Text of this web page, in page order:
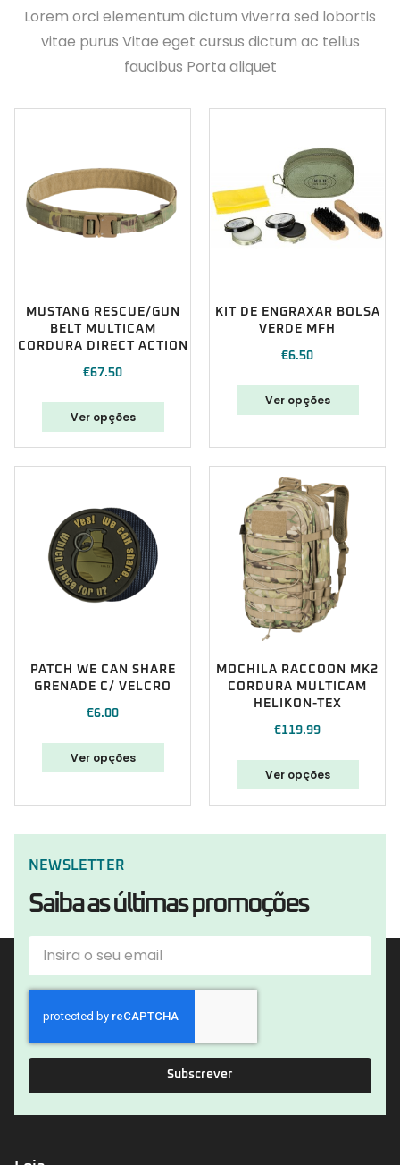
Lorem orci elementum dictum viverra sed lobortis
vitae purus Vitae eget cursus dictum ac tellus
faucibus Porta aliquet
MUSTANG RESCUE/GUN
BELT MULTICAM
CORDURA DIRECT ACTION
€67.50
Ver opções
KIT DE ENGRAXAR BOLSA
VERDE MFH
€6.50
Ver opções
PATCH WE CAN SHARE
GRENADE C/ VELCRO
€6.00
Ver opções
MOCHILA RACCOON MK2
CORDURA MULTICAM
HELIKON-TEX
€119.99
Ver opções
NEWSLETTER
Saiba as últimas promoções
Subscrever